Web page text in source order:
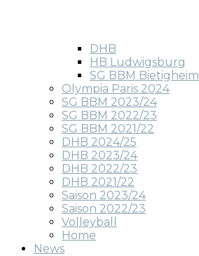
DHB
HB Ludwigsburg
SG BBM Bietigheim
Olympia Paris 2024
SG BBM 2023/24
SG BBM 2022/23
SG BBM 2021/22
DHB 2024/25
DHB 2023/24
DHB 2022/23
DHB 2021/22
Saison 2023/24
Saison 2022/23
Volleyball
Home
News